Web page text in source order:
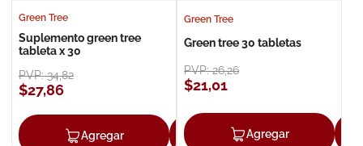
Green Tree
Suplemento green tree
tableta x 30
PVP:34,82
$27,86
Agregar Agregar
Green Tree
Green tree 30 tabletas
PVP:26,26
$21,01
Agregar